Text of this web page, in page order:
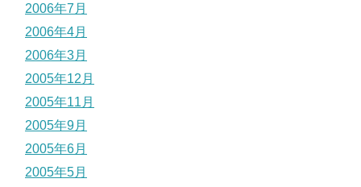
2006年7月
2006年4月
2006年3月
2005年12月
2005年11月
2005年9月
2005年6月
2005年5月